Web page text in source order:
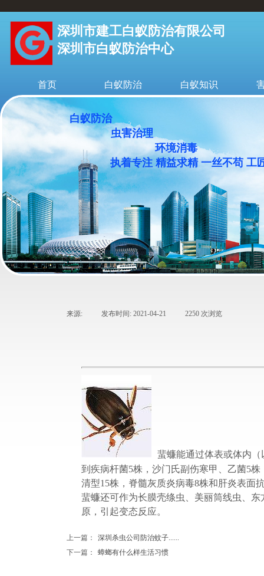
首页 白蚁防治 白蚁知识
深圳市建工白蚁防治有限公司
深圳市白蚁防治中心
白蚁防治
虫害治理
环境消毒
执着专注 精益求精 一丝不苟 工
来源: 发布时间: 2021-04-21 2250 次浏览
蜚蠊能通过体表或体内
到疾病杆菌5株，沙门氏副伤寒甲、乙菌5
清型15株，脊髓灰质炎病毒8株和肝炎表面
蜚蠊还可作为长膜壳绦虫、美丽筒线虫、
原，引起变态反应。
上一篇：
深圳杀虫公司防治蚊子......
下一篇：
蟑螂有什么样生活习惯